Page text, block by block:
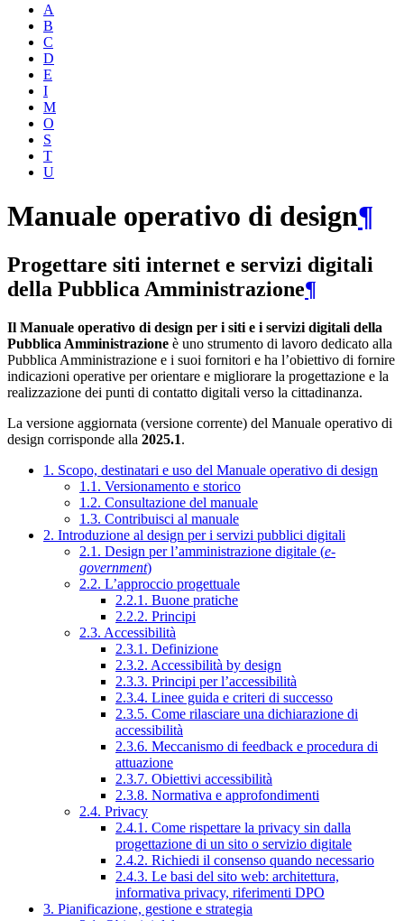
A
B
C
D
E
I
M
O
S
T
U
Manuale operativo di design¶
Progettare siti internet e servizi digitali
della Pubblica Amministrazione¶
Il Manuale operativo di design per i siti e i servizi digitali della
Pubblica Amministrazione è uno strumento di lavoro dedicato alla
Pubblica Amministrazione e i suoi fornitori e ha l’obiettivo di fornire
indicazioni operative per orientare e migliorare la progettazione e la
realizzazione dei punti di contatto digitali verso la cittadinanza.
La versione aggiornata (versione corrente) del Manuale operativo di
design corrisponde alla 2025.1.
1. Scopo, destinatari e uso del Manuale operativo di design
1.1. Versionamento e storico
1.2. Consultazione del manuale
1.3. Contribuisci al manuale
2. Introduzione al design per i servizi pubblici digitali
2.1. Design per l’amministrazione digitale (e-
government)
2.2. L’approccio progettuale
2.2.1. Buone pratiche
2.2.2. Principi
2.3. Accessibilità
2.3.1. Definizione
2.3.2. Accessibilità by design
2.3.3. Principi per l’accessibilità
2.3.4. Linee guida e criteri di successo
2.3.5. Come rilasciare una dichiarazione di
accessibilità
2.3.6. Meccanismo di feedback e procedura di
attuazione
2.3.7. Obiettivi accessibilità
2.3.8. Normativa e approfondimenti
2.4. Privacy
2.4.1. Come rispettare la privacy sin dalla
progettazione di un sito o servizio digitale
2.4.2. Richiedi il consenso quando necessario
2.4.3. Le basi del sito web: architettura,
informativa privacy, riferimenti DPO
3. Pianificazione, gestione e strategia